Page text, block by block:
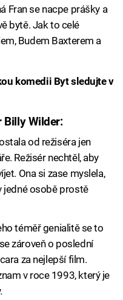
Fran se nacpe prášky a
bytě. Jak to celé
Budem Baxterem a
komedii Byt sledujte v
Wilder:
od režiséra jen
Režisér nechtěl, aby
Ona si zase myslela,
jedné osobě prostě
téměř genialitě se to
zároveň o poslední
za nejlepší film.
v roce 1993, který je